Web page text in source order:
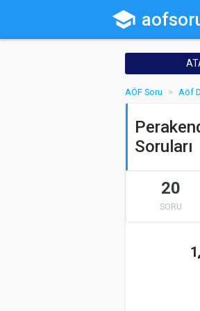
school
AÖF Soru Aöf
Soruları
20
SORU
1.